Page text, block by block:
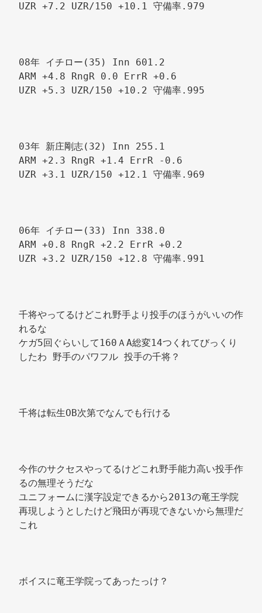
UZR +7.2 UZR/150 +10.1 守備率.979
08年 イチロー(35) Inn 601.2
ARM +4.8 RngR 0.0 ErrR +0.6
UZR +5.3 UZR/150 +10.2 守備率.995
03年 新庄剛志(32) Inn 255.1
ARM +2.3 RngR +1.4 ErrR -0.6
UZR +3.1 UZR/150 +12.1 守備率.969
06年 イチロー(33) Inn 338.0
ARM +0.8 RngR +2.2 ErrR +0.2
UZR +3.2 UZR/150 +12.8 守備率.991
千将やってるけどこれ野手より投手のほうがいいの作
れるな
ケガ5回ぐらいして160ＡA総変14つくれてびっくり
したわ 野手のパワフル 投手の千将？
千将は転生OB次第でなんでも行ける
今作のサクセスやってるけどこれ野手能力高い投手作
るの無理そうだな
ユニフォームに漢字設定できるから2013の竜王学院
再現しようとしたけど飛田が再現できないから無理だ
これ
ボイスに竜王学院ってあったっけ？